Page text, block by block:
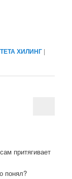
ТЕТА ХИЛИНГ |
притягивает
понял?